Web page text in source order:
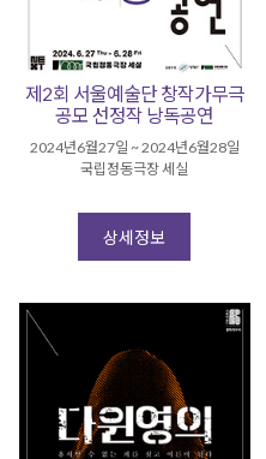
제2회 서울예술단 창작가무극
공모 선정작 낭독공연
2024년6월27일 ~ 2024년6월28일
국립정동극장 세실
상세정보